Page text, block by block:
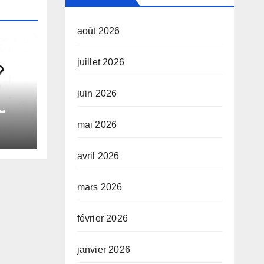
août 2026
juillet 2026
juin 2026
mai 2026
avril 2026
mars 2026
février 2026
janvier 2026